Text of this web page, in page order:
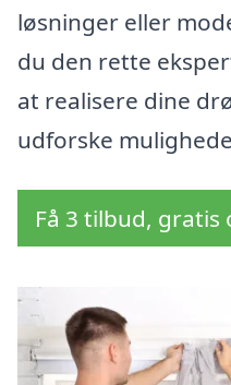
løsninger eller
du den rette
at realisere dine
udforske
Få 3 tilbud,